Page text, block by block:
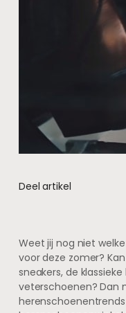
Deel artikel
Weet jij nog niet
voor deze zomer?
sneakers, de
veterschoenen? Dan